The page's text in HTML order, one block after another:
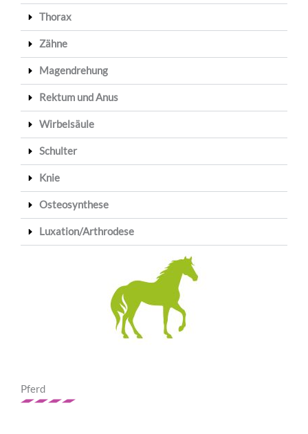
Thorax
Zähne
Magendrehung
Rektum und Anus
Wirbelsäule
Schulter
Knie
Osteosynthese
Luxation/Arthrodese
Pferd